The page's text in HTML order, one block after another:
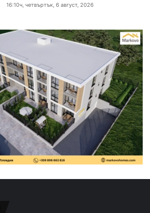
16:10ч, четвъртък, 6 август, 2026